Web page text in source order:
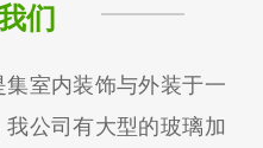
们
室内装饰与外装于一
公司有大型的玻璃加